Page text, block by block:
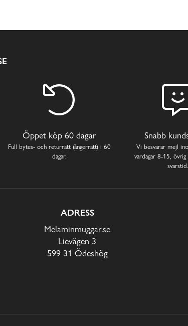
Öppet köp 60 dagar
Full bytes- och returrätt (ångerrätt) i 60
dagar.
Snabb
Vi besvarar mejl
vardagar 8-15,
svarstid.
ADRESS
Melaminmuggar.se
Lievägen 3
599 31 Ödeshög